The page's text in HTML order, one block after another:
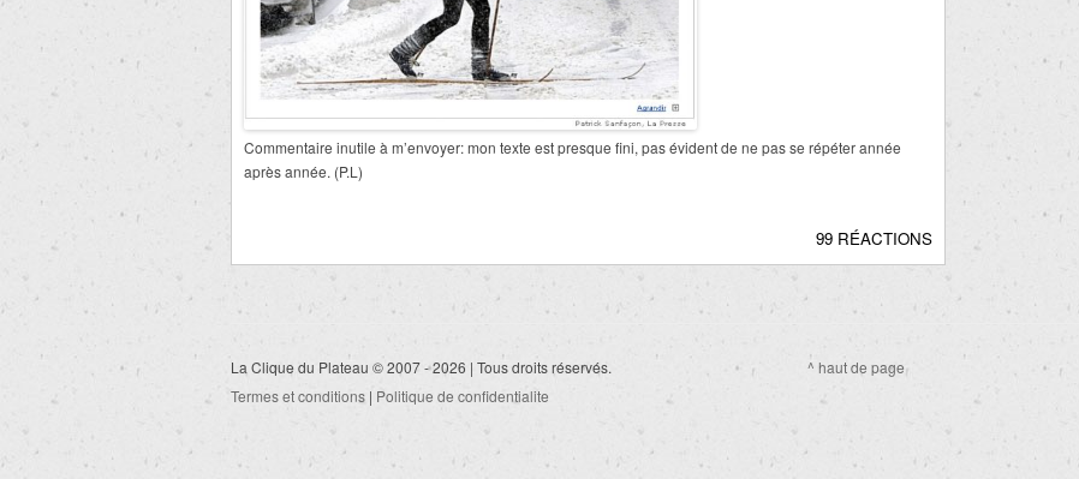
Commentaire inutile à m’envoyer: mon texte est presque fini, pas évident de ne pas se répéter année
après année. (P.L)
99 RÉACTIONS
La Clique du Plateau © 2007 - 2026 | Tous droits réservés.
Termes et conditions | Politique de confidentialite
^ haut de page